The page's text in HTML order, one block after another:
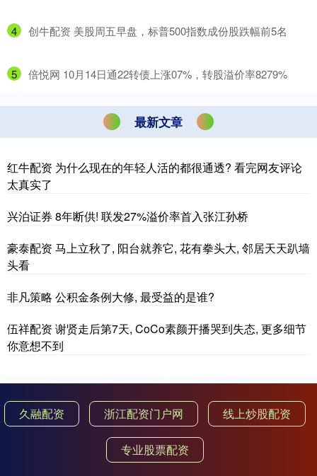
4 ​创牛配资 美股周五早盘，标普500指数成份股跌幅前5名
5 ​倍悦网 10月14日通22转债上涨07%，转股溢价率8279%
最新文章
红牛配资 为什么现在的年轻人活的都很通透? 看完网友评论
太真实了
兴泊证券 8年断供! 联发27%溢价率首入张江孙桥
豪泰配资 马上立秋了, 阳台就养它, 花有拳头大, 邻居天天趴墙
头看
非凡策略 公积金条例大修, 最受益的是谁?
伍祥配资 谢贤走后第7天, CoCo素颜开播哭到失态, 更多细节
你意想不到
久融配资 浙江配资门户网 线上炒股配资
专业股票配资